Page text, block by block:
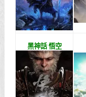
黑神話 悟空